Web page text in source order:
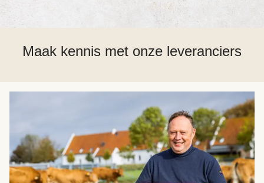
Maak kennis met onze leveranciers